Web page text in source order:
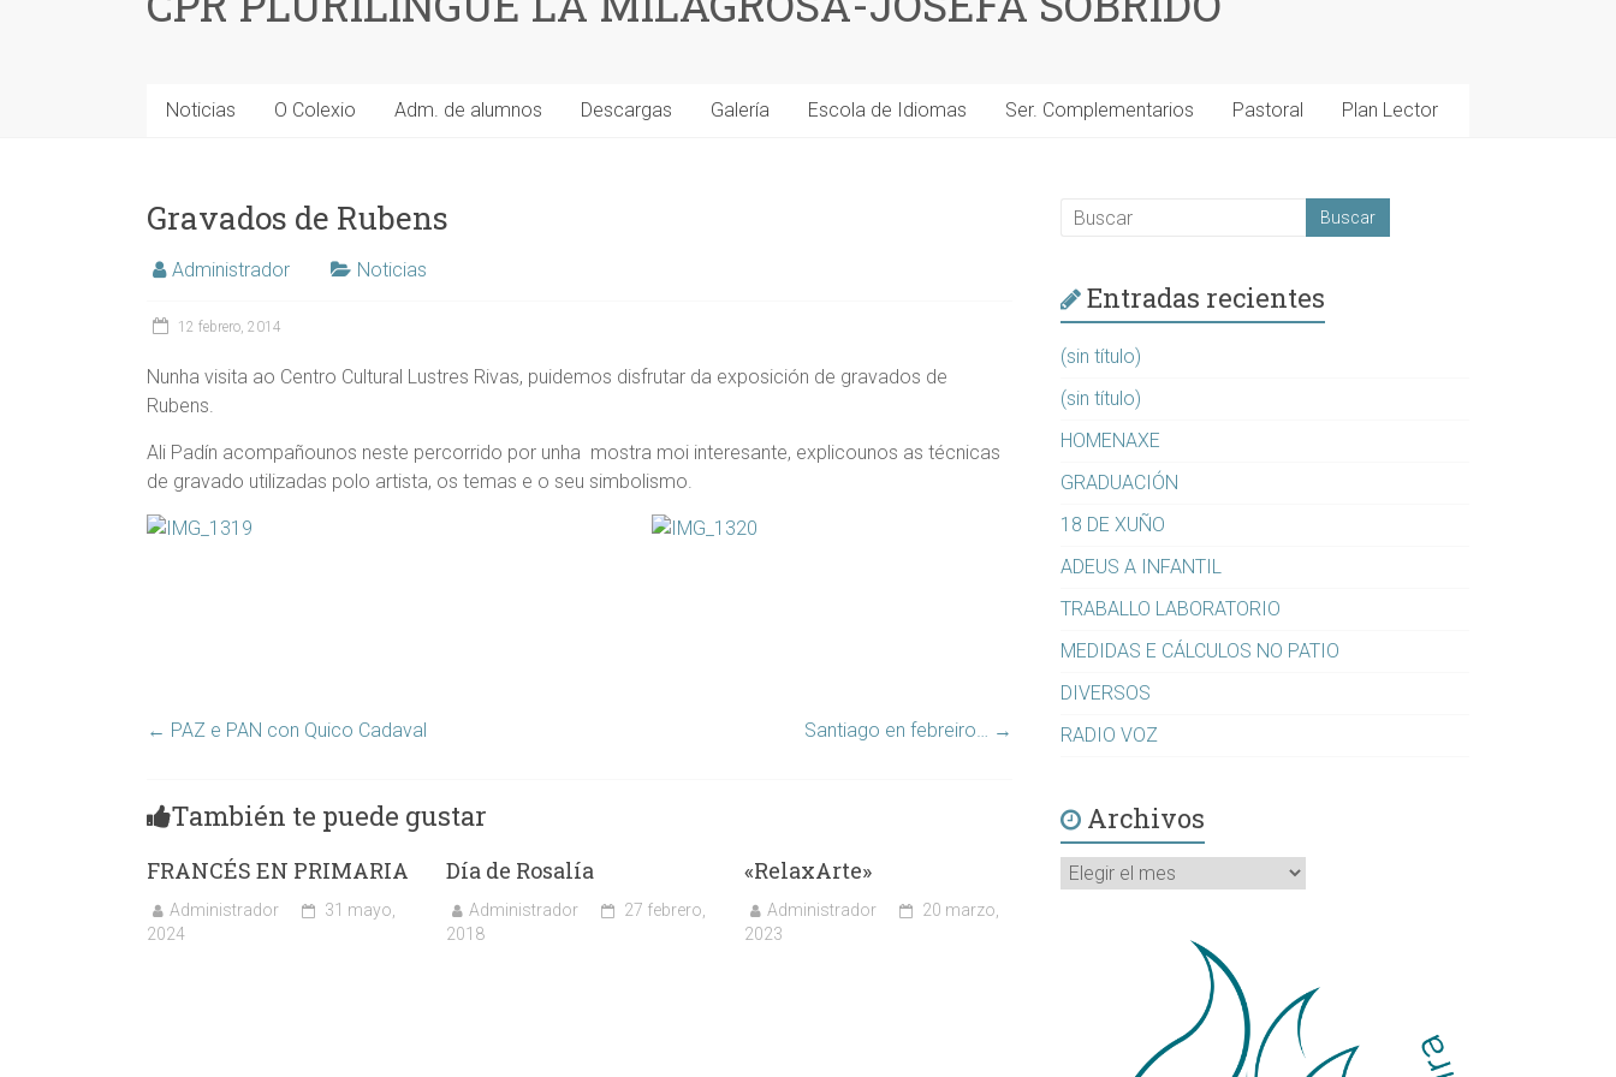
Noticias O Colexio Adm. de alumnos Descargas Galería Escola de Idiomas Ser. Complementarios Pastoral Plan Lector
Gravados de Rubens
Administrador Noticias
12 febrero, 2014
Nunha visita ao Centro Cultural Lustres Rivas, puidemos disfrutar da exposición de gravados de
Rubens.
Ali Padín acompañounos neste percorrido por unha mostra moi interesante, explicounos as técnicas
de gravado utilizadas polo artista, os temas e o seu simbolismo.
← PAZ e PAN con Quico Cadaval Santiago en febreiro… →
También te puede gustar
FRANCÉS EN PRIMARIA
Administrador
31 mayo,
2024
Día de Rosalía
Administrador
27 febrero,
2018
«RelaxArte»
Administrador
20 marzo,
2023
Entradas recientes
(sin título)
(sin título)
HOMENAXE
GRADUACIÓN
18 DE XUÑO
ADEUS A INFANTIL
TRABALLO LABORATORIO
MEDIDAS E CÁLCULOS NO PATIO
DIVERSOS
RADIO VOZ
Archivos
Archivos